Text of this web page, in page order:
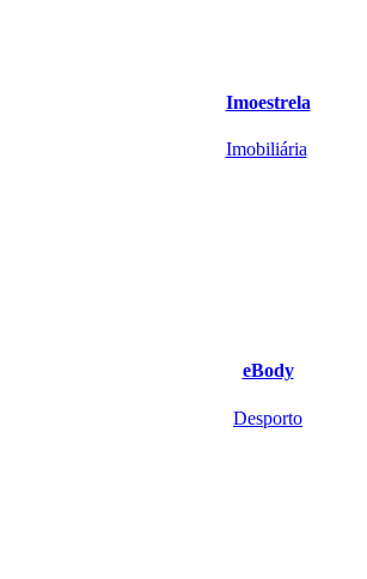
Imoestrela
Imobiliária
eBody
Desporto